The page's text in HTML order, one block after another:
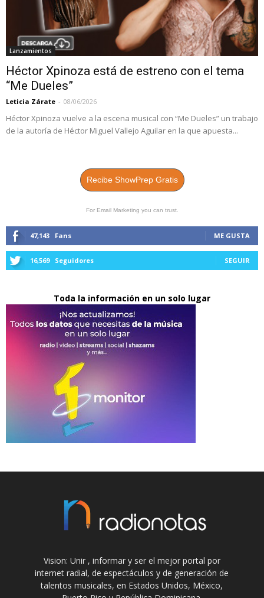
Lanzamientos
Héctor Xpinoza está de estreno con el tema
“Me Dueles”
Leticia Zárate - 08/06/2026
Héctor Xpinoza vuelve a la escena musical con “Me Dueles” un trabajo
de la autoría de Héctor Miguel Vallejo Aguilar en la que apuesta...
Recibe ShowPrep Gratis
For Email Marketing you can trust.
47,143 Fans ME GUSTA
16,569 Seguidores SEGUIR
Toda la información en un solo lugar
Vision: Unir , informar y ser el mejor portal por
internet radial, de espectáculos y de generación de
talentos musicales, en Estados Unidos, México,